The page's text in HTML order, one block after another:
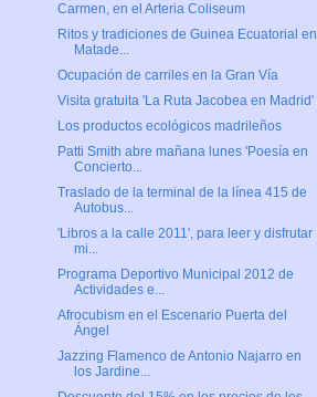
Carmen, en el Arteria Coliseum
Ritos y tradiciones de Guinea Ecuatorial en
Matade...
Ocupación de carriles en la Gran Vía
Visita gratuita 'La Ruta Jacobea en Madrid'
Los productos ecológicos madrileños
Patti Smith abre mañana lunes 'Poesía en
Concierto...
Traslado de la terminal de la línea 415 de
Autobus...
'Libros a la calle 2011', para leer y disfrutar
mi...
Programa Deportivo Municipal 2012 de
Actividades e...
Afrocubism en el Escenario Puerta del
Ángel
Jazzing Flamenco de Antonio Najarro en
los Jardine...